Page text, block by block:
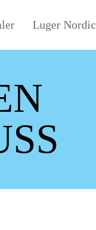
Luger Nordic